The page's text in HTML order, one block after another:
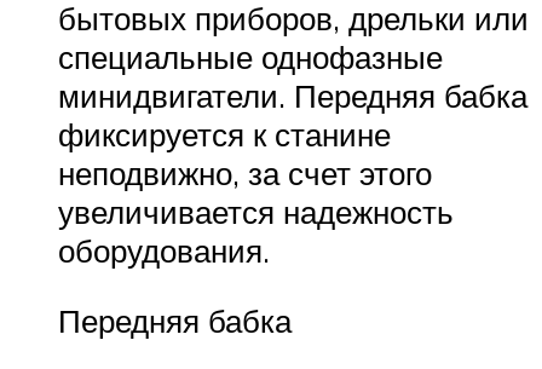
бытовых приборов, дрельки или
специальные однофазные
минидвигатели. Передняя бабка
фиксируется к станине
неподвижно, за счет этого
увеличивается надежность
оборудования.
Передняя бабка